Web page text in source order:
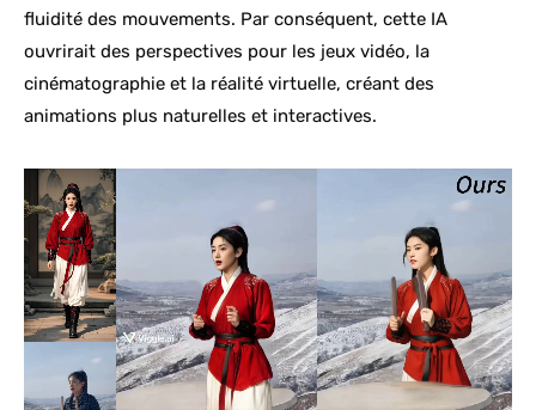
fluidité des mouvements. Par conséquent, cette IA
ouvrirait des perspectives pour les jeux vidéo, la
cinématographie et la réalité virtuelle, créant des
animations plus naturelles et interactives.